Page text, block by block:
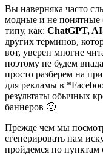
Вы наверняка часто
модные и не понятные
типу, как: ChatGPT,
других терминов,
вот, уверен многие
поэтому не будем
просто разберем на
для рекламы в
результаты обычных
баннеров 🙂
Прежде чем мы
сгенерировать нам
пройдемся по пунктам